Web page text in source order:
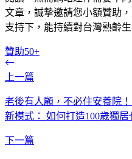
文章，誠摯邀請您小額贊助
支持下，能持續對台灣熟齡
贊助50+
上一篇
老後有人顧，不必住安養院
新模式： 如何打造100歲獨居
下一篇